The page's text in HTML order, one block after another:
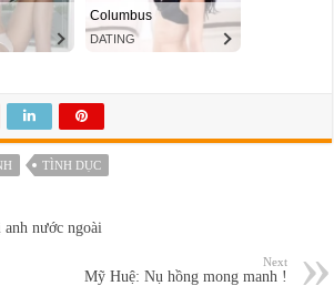
TÌNH DỤC
anh nước ngoài
Next
Mỹ Huệ: Nụ hồng mong manh !